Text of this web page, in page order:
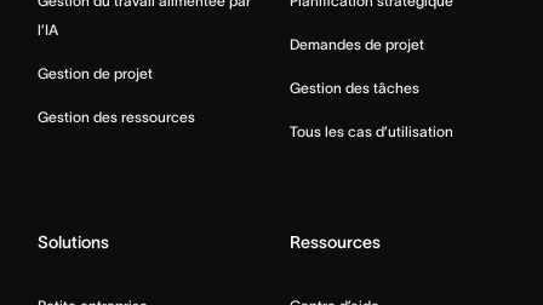
l’IA
Gestion de projet
Gestion des ressources
Demandes de projet
Gestion des tâches
Tous les cas d’utilisation
Solutions Ressources